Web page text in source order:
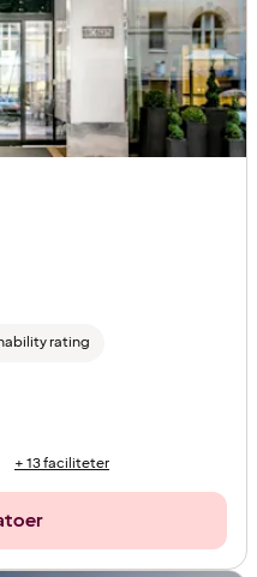
rating
+ 13 faciliteter